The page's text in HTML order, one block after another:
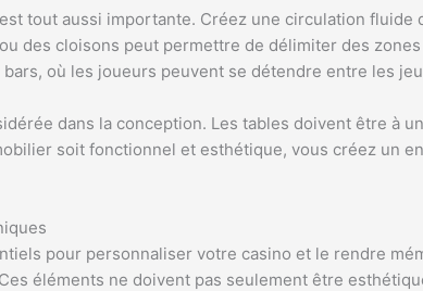
tout aussi importante. Créez une circulation
des cloisons peut permettre de délimiter des
où les joueurs peuvent se détendre entre les
dans la conception. Les tables doivent être
soit fonctionnel et esthétique, vous créez un
pour personnaliser votre casino et le rendre
éléments ne doivent pas seulement être